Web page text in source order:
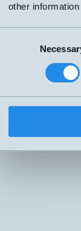
other